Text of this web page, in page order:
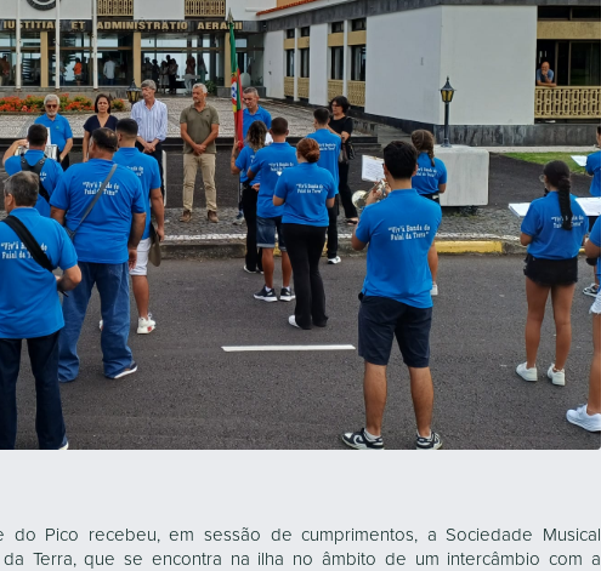
do Pico recebeu, em sessão de cumprimentos, a Sociedade Musical
Terra, que se encontra na ilha no âmbito de um intercâmbio com a